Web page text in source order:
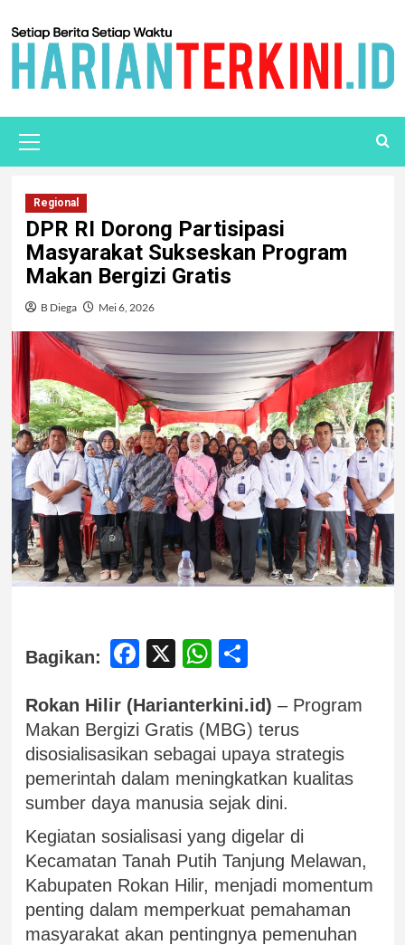
Regional
DPR RI Dorong Partisipasi
Masyarakat Sukseskan Program
Makan Bergizi Gratis
B Diega Mei 6, 2026
Bagikan: Facebook
X WhatsApp
Rokan Hilir (Harianterkini.id) – Program
Makan Bergizi Gratis (MBG) terus
disosialisasikan sebagai upaya strategis
pemerintah dalam meningkatkan kualitas
sumber daya manusia sejak dini.
Kegiatan sosialisasi yang digelar di
Kecamatan Tanah Putih Tanjung Melawan,
Kabupaten Rokan Hilir, menjadi momentum
penting dalam memperkuat pemahaman
masyarakat akan pentingnya pemenuhan